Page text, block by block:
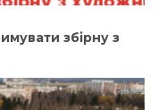
збірну з